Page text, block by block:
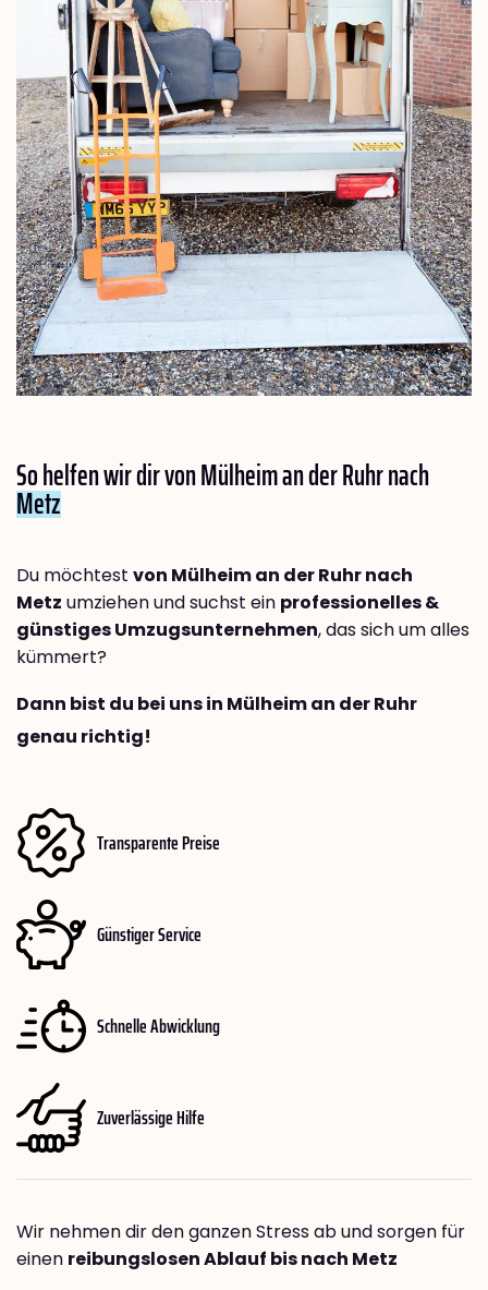
So helfen wir dir von Mülheim an der Ruhr nach
Metz
Du möchtest von Mülheim an der Ruhr nach
Metz umziehen und suchst ein professionelles &
günstiges Umzugsunternehmen, das sich um alles
kümmert?
Dann bist du bei uns in Mülheim an der Ruhr
genau richtig!
Transparente Preise
Günstiger Service
Schnelle Abwicklung
Zuverlässige Hilfe
Wir nehmen dir den ganzen Stress ab und sorgen für
einen reibungslosen Ablauf bis nach Metz